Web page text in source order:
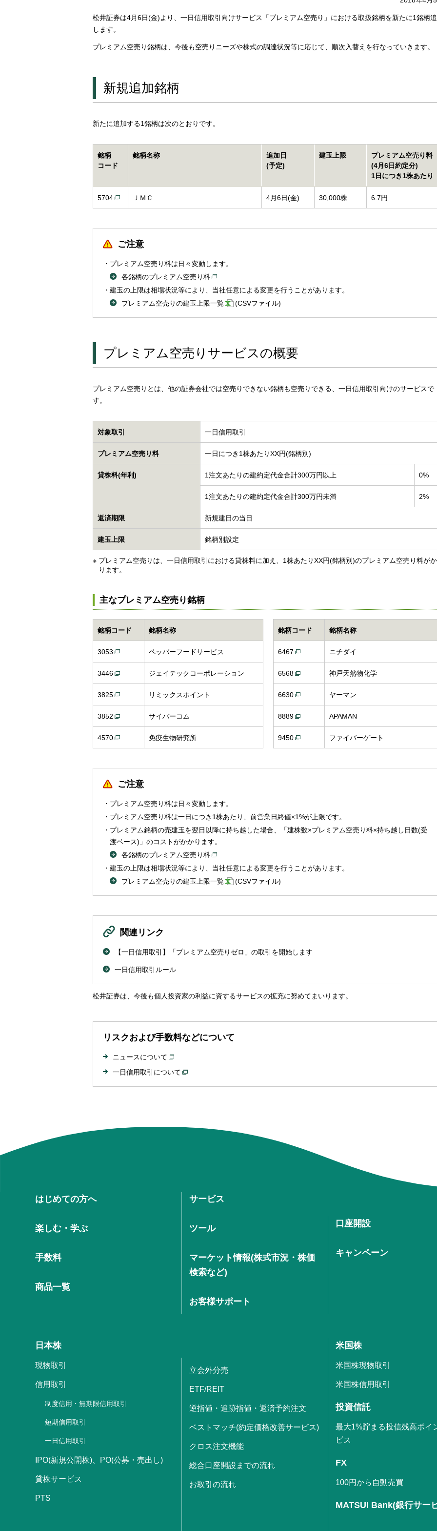
松井証券は4月6日(金)より、一日信用取引向けサービス「プレミアム空売り」における取扱銘柄を新たに1銘柄
します。
プレミアム空売り銘柄は、今後も空売りニーズや株式の調達状況等に応じて、順次入替えを行なっていきます。
新規追加銘柄
新たに追加する1銘柄は次のとおりです。
銘柄
コード
銘柄名称
追加日
(予定)
建玉上限
プレミアム空売り料
(4月6日約定分)
1日につき1株あたり
5704 ＪＭＣ 4月6日(金) 30,000株 6.7円
ご注意
プレミアム空売り料は日々変動します。
各銘柄のプレミアム空売り料
建玉の上限は相場状況等により、当社任意による変更を行うことがあります。
プレミアム空売りの建玉上限一覧
(CSVファイル)
プレミアム空売りサービスの概要
プレミアム空売りとは、他の証券会社では空売りできない銘柄も空売りできる、一日信用取引向けのサービスで
す。
対象取引 一日信用取引
プレミアム空売り料 一日につき1株あたりXX円(銘柄別)
貸株料(年利) 1注文あたりの建約定代金合計300万円以上 0%
1注文あたりの建約定代金合計300万円未満 2%
返済期限 新規建日の当日
建玉上限 銘柄別設定
※ プレミアム空売りは、一日信用取引における貸株料に加え、1株あたりXX円(銘柄別)のプレミアム空売り料が
ります。
主なプレミアム空売り銘柄
銘柄コード 銘柄名称
3053 ペッパーフードサービス
3446 ジェイテックコーポレーション
3825 リミックスポイント
3852 サイバーコム
4570 免疫生物研究所
銘柄コード 銘柄名称
6467 ニチダイ
6568 神戸天然物化学
6630 ヤーマン
8889 APAMAN
9450 ファイバーゲート
ご注意
プレミアム空売り料は日々変動します。
プレミアム空売り料は一日につき1株あたり、前営業日終値×1%が上限です。
プレミアム銘柄の売建玉を翌日以降に持ち越した場合、「建株数×プレミアム空売り料×持ち越し日数(受
渡ベース)」のコストがかかります。
各銘柄のプレミアム空売り料
建玉の上限は相場状況等により、当社任意による変更を行うことがあります。
プレミアム空売りの建玉上限一覧
(CSVファイル)
関連リンク
【一日信用取引】「プレミアム空売りゼロ」の取引を開始します
一日信用取引ルール
松井証券は、今後も個人投資家の利益に資するサービスの拡充に努めてまいります。
リスクおよび手数料などについて
ニュースについて
一日信用取引について
はじめての方へ
楽しむ・学ぶ
手数料
商品一覧
サービス
ツール
マーケット情報(株式市況・株価
検索など)
お客様サポート
口座開設
キャンペーン
日本株
現物取引
信用取引
制度信用・無期限信用取引
短期信用取引
一日信用取引
IPO(新規公開株)、PO(公募・売出し)
貸株サービス
PTS
立会外分売
ETF/REIT
逆指値・追跡指値・返済予約注文
ベストマッチ(約定価格改善サービス)
クロス注文機能
総合口座開設までの流れ
お取引の流れ
米国株
米国株現物取引
米国株信用取引
投資信託
最大1%貯まる投信残高ポイ
ビス
FX
100円から自動売買
MATSUI Bank(銀行サー